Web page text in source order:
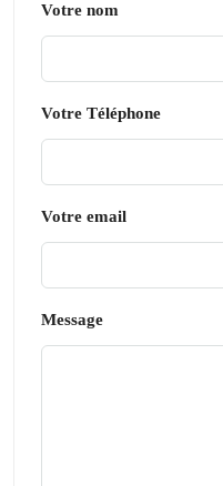
Votre nom
Votre Téléphone
Votre email
Message